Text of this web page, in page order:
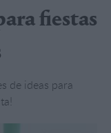
fiestas
de ideas para